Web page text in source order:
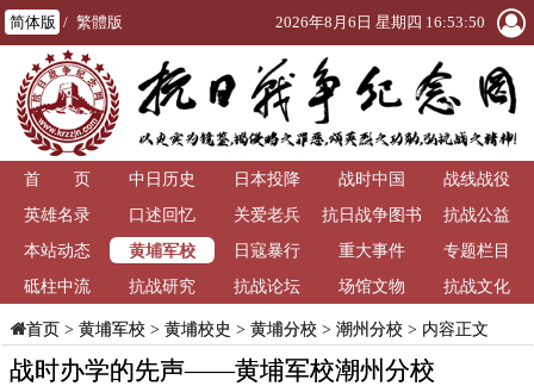
简体版 / 繁體版 2026年8月6日 星期四 16:53:50
首 页 中日历史 日本投降 战时中国
战线战役
英雄名录
口述回忆 关爱老兵
抗日战争图书
馆
抗战公益
本站动态
黄埔军校 日寇暴行 重大事件
专题栏目
砥柱中流
抗战研究 抗战论坛 场馆文物 抗战文化
首页> 黄埔军校> 黄埔校史 > 黄埔分校> 潮州分校> 内容正文
战时办学的先声——黄埔军校潮州分校